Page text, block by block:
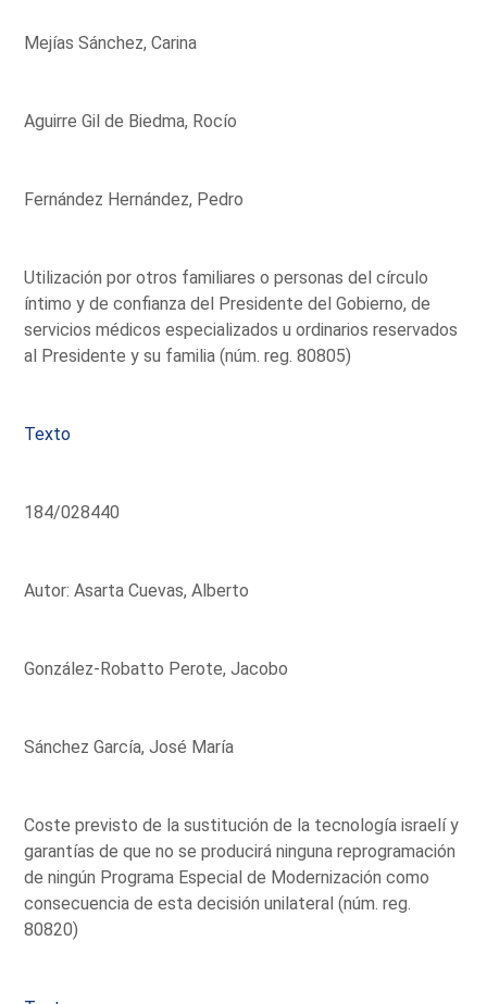
Mejías Sánchez, Carina
Aguirre Gil de Biedma, Rocío
Fernández Hernández, Pedro
Utilización por otros familiares o personas del círculo
íntimo y de confianza del Presidente del Gobierno, de
servicios médicos especializados u ordinarios reservados
al Presidente y su familia (núm. reg. 80805)
Texto
184/028440
Autor: Asarta Cuevas, Alberto
González-Robatto Perote, Jacobo
Sánchez García, José María
Coste previsto de la sustitución de la tecnología israelí y
garantías de que no se producirá ninguna reprogramación
de ningún Programa Especial de Modernización como
consecuencia de esta decisión unilateral (núm. reg.
80820)